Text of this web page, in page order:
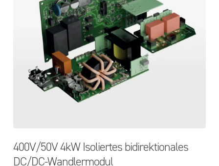
400V/50V 4kW Isoliertes bidirektionales
DC/DC-Wandlermodul